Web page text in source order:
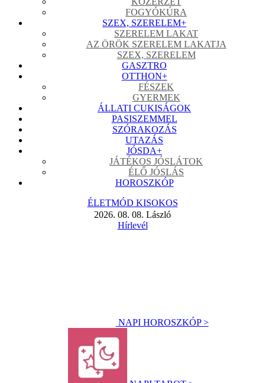
FOGYÓKÚRA
SZEX, SZERELEM+
SZERELEM LAKAT
AZ ÖRÖK SZERELEM LAKATJA
SZEX, SZERELEM
GASZTRO
OTTHON+
FÉSZEK
GYERMEK
ÁLLATI CUKISÁGOK
PASISZEMMEL
SZÓRAKOZÁS
UTAZÁS
JÓSDA+
JÁTÉKOS JÓSLÁTOK
ÉLŐ JÓSLÁS
HOROSZKÓP
ÉLETMÓD KISOKOS
2026. 08. 08. László
Hírlevél
NAPI HOROSZKÓP >